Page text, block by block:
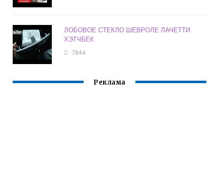
ЛОБОВОЕ СТЕКЛО ШЕВРОЛЕ ЛАЧЕТТИ
ХЭТЧБЕК
7844
Реклама